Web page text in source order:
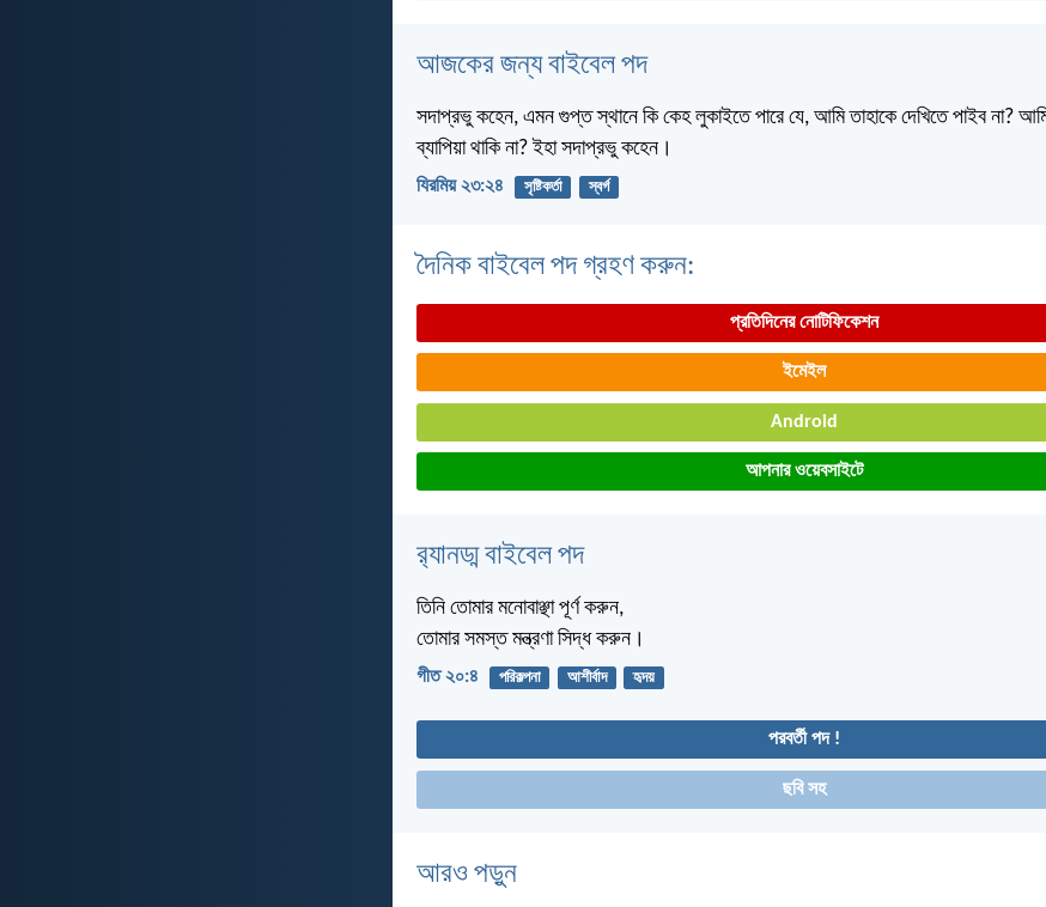
আজকের জন্য বাইবেল পদ
সদাপ্রভু কহেন, এমন গুপ্ত স্থানে কি কেহ লুকাইতে পারে যে, আমি তাহাকে দেখিতে পাইব না?
ব্যাপিয়া থাকি না? ইহা সদাপ্রভু কহেন।
যিরমিয় ২৩:২৪ সৃষ্টিকর্তা স্বর্গ
দৈনিক বাইবেল পদ গ্রহণ করুন:
প্রতিদিনের নোটিফিকেশন
ইমেইল
Android
আপনার ওয়েবসাইটে
র‌্যানড্ম বাইবেল পদ
তিনি তোমার মনোবাঞ্ছা পূর্ণ করুন,
তোমার সমস্ত মন্ত্রণা সিদ্ধ করুন।
গীত ২০:৪ পরিকল্পনা আশীর্বাদ হৃদয়
পরবর্তী পদ !
ছবি সহ
আরও পড়ুন